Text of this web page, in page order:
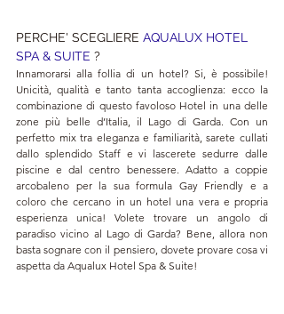
PERCHE' SCEGLIERE AQUALUX HOTEL
SPA & SUITE ?
Innamorarsi alla follia di un hotel? Si, è possibile!
Unicità, qualità e tanto tanta accoglienza: ecco la
combinazione di questo favoloso Hotel in una delle
zone più belle d’Italia, il Lago di Garda. Con un
perfetto mix tra eleganza e familiarità, sarete cullati
dallo splendido Staff e vi lascerete sedurre dalle
piscine e dal centro benessere. Adatto a coppie
arcobaleno per la sua formula Gay Friendly e a
coloro che cercano in un hotel una vera e propria
esperienza unica! Volete trovare un angolo di
paradiso vicino al Lago di Garda? Bene, allora non
basta sognare con il pensiero, dovete provare cosa vi
aspetta da Aqualux Hotel Spa & Suite!